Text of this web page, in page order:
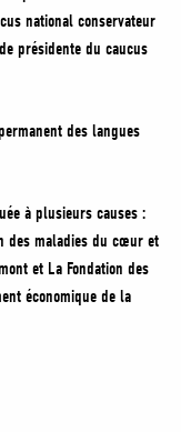
national conservateur
présidente du caucus
des langues
à plusieurs causes :
des maladies du cœur et
et La Fondation des
économique de la